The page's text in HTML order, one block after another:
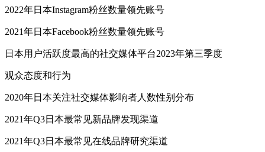
2022年日本Instagram粉丝数量领先账号
2021年日本Facebook粉丝数量领先账号
日本用户活跃度最高的社交媒体平台2023年第三季度
观众态度和行为
2020年日本关注社交媒体影响者人数性别分布
2021年Q3日本最常见新品牌发现渠道
2021年Q3日本最常见在线品牌研究渠道